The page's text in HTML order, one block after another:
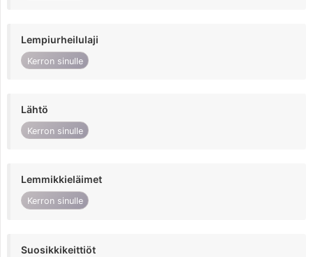
Lempiurheilulaji
Kerron sinulle
Lähtö
Kerron sinulle
Lemmikkieläimet
Kerron sinulle
Suosikkikeittiöt